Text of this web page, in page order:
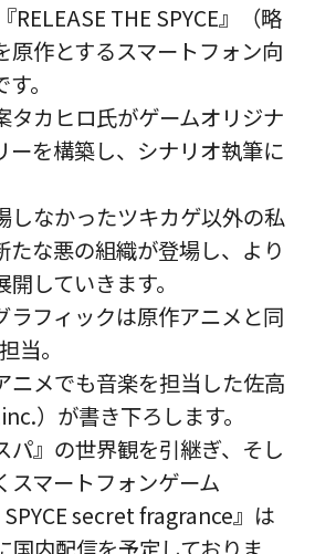
RELEASE THE SPYCE』（略
原作とするスマートフォン向
。
タカヒロ氏がゲームオリジナ
ーを構築し、シナリオ執筆に
しなかったツキカゲ以外の私
たな悪の組織が登場し、より
していきます。
ラフィックは原作アニメと同
当。
ニメでも音楽を担当した佐高
）が書き下ろします。
パ』の世界観を引継ぎ、そし
スマートフォンゲーム
SPYCE secret fragrance』は